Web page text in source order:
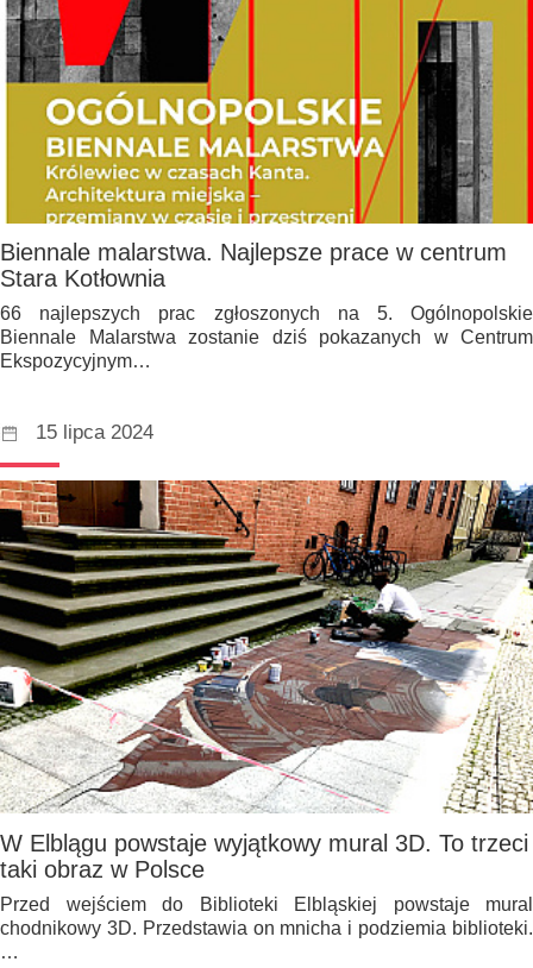
Biennale malarstwa. Najlepsze prace w centrum
Stara Kotłownia
66 najlepszych prac zgłoszonych na 5. Ogólnopolskie
Biennale Malarstwa zostanie dziś pokazanych w Centrum
Ekspozycyjnym…
15 lipca 2024
W Elblągu powstaje wyjątkowy mural 3D. To trzeci
taki obraz w Polsce
Przed wejściem do Biblioteki Elbląskiej powstaje mural
chodnikowy 3D. Przedstawia on mnicha i podziemia biblioteki.
…